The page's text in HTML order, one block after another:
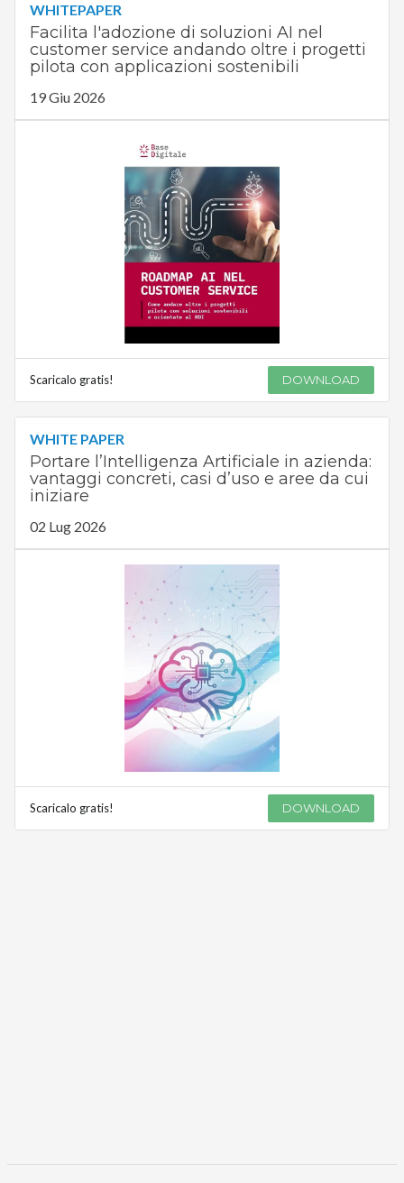
WHITEPAPER
Facilita l'adozione di soluzioni AI nel
customer service andando oltre i progetti
pilota con applicazioni sostenibili
19 Giu 2026
Scaricalo gratis! DOWNLOAD
WHITE PAPER
Portare l’Intelligenza Artificiale in azienda:
vantaggi concreti, casi d’uso e aree da cui
iniziare
02 Lug 2026
Scaricalo gratis! DOWNLOAD